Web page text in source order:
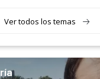
Ver todos los temas